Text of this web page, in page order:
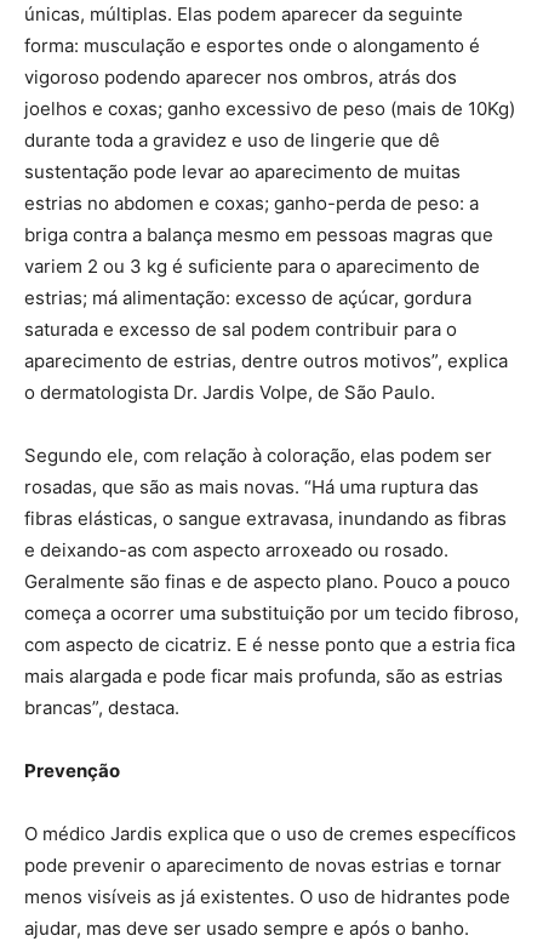
únicas, múltiplas. Elas podem aparecer da seguinte
forma: musculação e esportes onde o alongamento é
vigoroso podendo aparecer nos ombros, atrás dos
joelhos e coxas; ganho excessivo de peso (mais de 10Kg)
durante toda a gravidez e uso de lingerie que dê
sustentação pode levar ao aparecimento de muitas
estrias no abdomen e coxas; ganho-perda de peso: a
briga contra a balança mesmo em pessoas magras que
variem 2 ou 3 kg é suficiente para o aparecimento de
estrias; má alimentação: excesso de açúcar, gordura
saturada e excesso de sal podem contribuir para o
aparecimento de estrias, dentre outros motivos”, explica
o dermatologista Dr. Jardis Volpe, de São Paulo.
Segundo ele, com relação à coloração, elas podem ser
rosadas, que são as mais novas. “Há uma ruptura das
fibras elásticas, o sangue extravasa, inundando as fibras
e deixando-as com aspecto arroxeado ou rosado.
Geralmente são finas e de aspecto plano. Pouco a pouco
começa a ocorrer uma substituição por um tecido fibroso,
com aspecto de cicatriz. E é nesse ponto que a estria fica
mais alargada e pode ficar mais profunda, são as estrias
brancas”, destaca.
Prevenção
O médico Jardis explica que o uso de cremes específicos
pode prevenir o aparecimento de novas estrias e tornar
menos visíveis as já existentes. O uso de hidrantes pode
ajudar, mas deve ser usado sempre e após o banho.